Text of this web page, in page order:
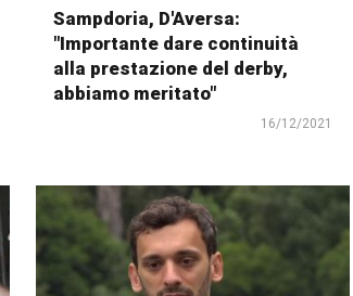
Sampdoria, D'Aversa:
"Importante dare continuità
alla prestazione del derby,
abbiamo meritato"
16/12/2021